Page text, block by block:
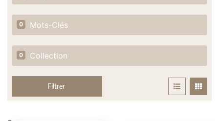
0 Mots-Clés
0 Collection
Filtrer